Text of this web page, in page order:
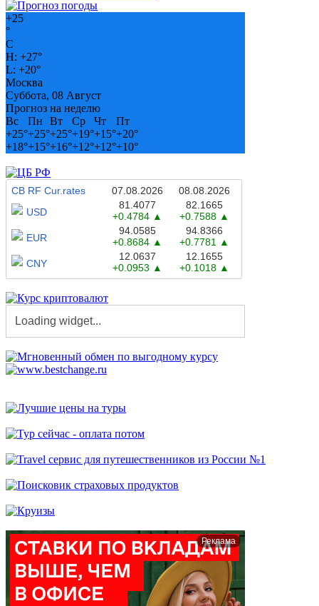
+25
°
C
H: +27°
L: +20°
Москва
Суббота, 08 Август
Прогноз на неделю
Вс
Пн Вт Ср Чт
Пт
+25°+25°+25°+19°+15°+20°
+18°+15°+16°+12°+12°+10°
CB RF Cur.rates 07.08.2026
08.08.2026
USD
81.4077
+0.4784
82.1665
+0.7588
EUR
94.0585
+0.8684
94.8366
+0.7781
CNY
12.0637
+0.0953
12.1655
+0.1018
Реклама